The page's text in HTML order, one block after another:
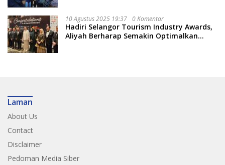
10 Agustus 2025 19:37 0 Komentar
Hadiri Selangor Tourism Industry Awards,
Aliyah Berharap Semakin Optimalkan
Laman
About Us
Contact
Disclaimer
Pedoman Media Siber